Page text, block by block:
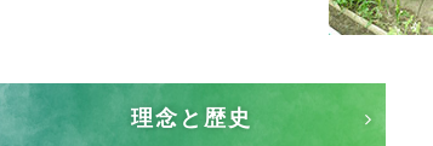
理念と歴史